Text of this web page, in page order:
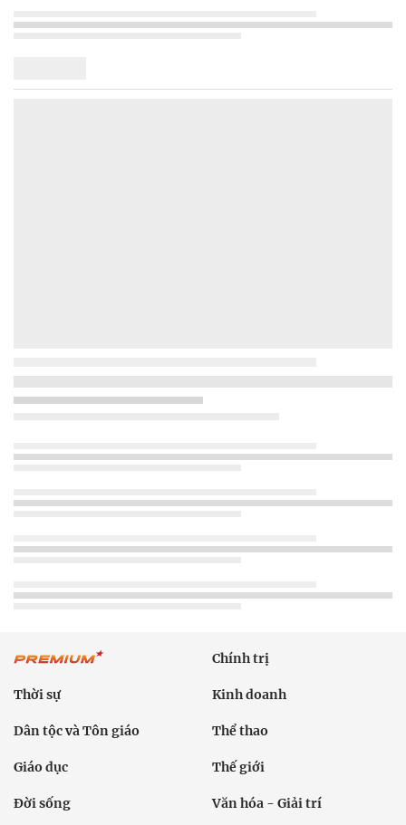
Chính trị
Thời sự Kinh doanh
Dân tộc và Tôn giáo Thể thao
Giáo dục Thế giới
Đời sống Văn hóa - Giải trí